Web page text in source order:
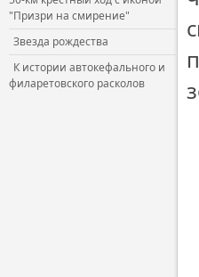
"Призри на смирение"
Звезда рождества
К истории автокефального и
филаретовского расколов